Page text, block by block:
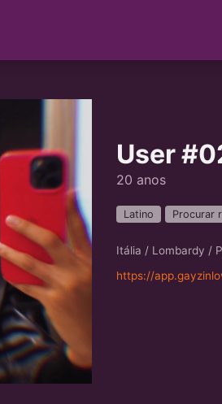
User
20 anos
Latino Procurar
Itália / Lombardy /
https://